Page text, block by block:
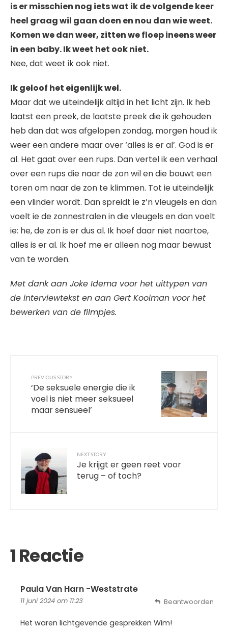
is er misschien nog iets wat ik de volgende keer
heel graag wil gaan doen en nou dan wie weet.
Komen we dan weer, zitten we floep ineens weer
in een baby. Ik weet het ook niet.
Nee, dat weet ik ook niet.
Ik geloof het eigenlijk wel.
Maar dat we uiteindelijk altijd in het licht zijn. Ik heb
laatst een preek, de laatste preek die ik gehouden
heb dan dat was afgelopen zondag, morgen houd ik
weer een andere maar over ‘alles is er al’. God is er
al. Het gaat over een rups. Dan vertel ik een verhaal
over een rups die naar de zon wil en die bouwt een
toren om naar de zon te klimmen. Tot ie uiteindelijk
een vlinder wordt. Dan spreidt ie z’n vleugels en dan
voelt ie de zonnestralen in die vleugels en dan voelt
ie: he, de zon is er dus al. Ik hoef daar niet naartoe,
alles is er al. Ik hoef me er alleen nog maar bewust
van te worden.
Met dank aan Joke Idema voor het uittypen van
de interviewtekst en aan Gert Kooiman voor het
bewerken van de filmpjes.
PREVIOUS STORY
‘De seksuele energie die ik
voel is niet meer seksueel
maar sensueel’
NEXT STORY
Je krijgt er geen reet voor
terug – of toch?
1 Reactie
Paula Van Harn -Weststrate
11 juni 2024 om 11:23
Het waren lichtgevende gesprekken Wim!
Beantwoorden